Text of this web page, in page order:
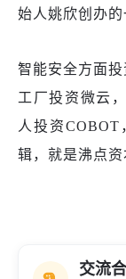
始人姚欣创办的
智能安全方面
工厂投资微云
人投资
辑，就是沸点资
交流